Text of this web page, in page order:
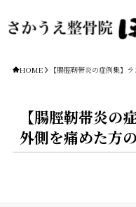
HOME 【腸脛靭帯炎の症例集】
【腸脛靭帯炎の
外側を痛めた方